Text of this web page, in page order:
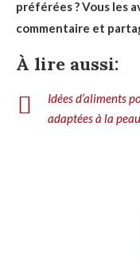
préférées ? Vous les
commentaire et
À lire aussi:
Idées d’aliments
adaptées à la peau